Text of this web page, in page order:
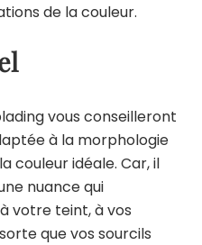
de la couleur.
vous conseilleront
à la morphologie
couleur idéale. Car, il
nuance qui
votre teint, à vos
que vos sourcils